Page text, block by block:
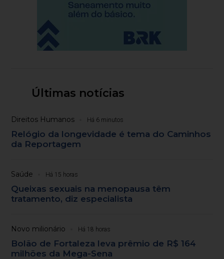
Últimas notícias
Direitos Humanos Há 6 minutos
Relógio da longevidade é tema do Caminhos
da Reportagem
Saúde Há 15 horas
Queixas sexuais na menopausa têm
tratamento, diz especialista
Novo milionário Há 18 horas
Bolão de Fortaleza leva prêmio de R$ 164
milhões da Mega-Sena